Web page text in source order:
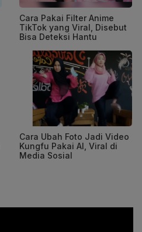
Cara Pakai Filter Anime
TikTok yang Viral, Disebut
Bisa Deteksi Hantu
Cara Ubah Foto Jadi Video
Kungfu Pakai AI, Viral di
Media Sosial